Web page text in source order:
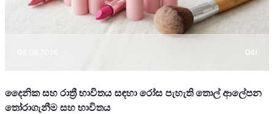
Oči
දෛනික සහ රාත්‍රී භාවිතය සඳහා රෝස පැහැති තොල් ආලේපන
තෝරාගැනීම සහ භාවිතය